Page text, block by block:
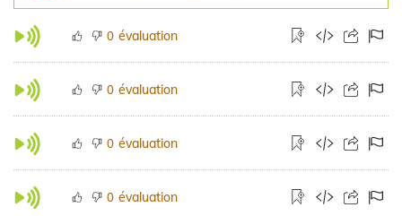
0 évaluation
0 évaluation
0 évaluation
0 évaluation